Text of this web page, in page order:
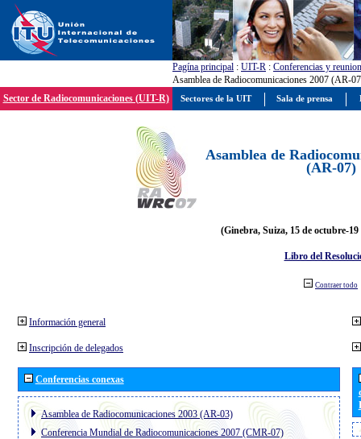
Pagína principal : UIT-R : Conferencias y
Asamblea de Radiocomunicaciones 2007 (AR-
Sector de Radiocomunicaciones (UIT-R)
Asamblea de
(AR-07)
(Ginebra, Suiza, 15 de octubre-19
Libro del
Contraer todo
Información general
Inscripción de delegados
Conferencias conexas
Asamblea de Radiocomunicaciones 2003 (AR-03)
Conferencia Mundial de Radiocomunicaciones 2007 (CMR-07)
Sectores de la UIT Sala de prensa